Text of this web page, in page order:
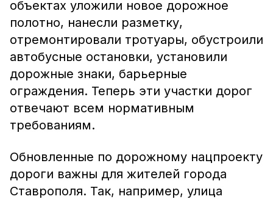
объектах уложили новое дорожное
полотно, нанесли разметку,
отремонтировали тротуары, обустроили
автобусные остановки, установили
дорожные знаки, барьерные
ограждения. Теперь эти участки дорог
отвечают всем нормативным
требованиям.
Обновленные по дорожному нацпроекту
дороги важны для жителей города
Ставрополя. Так, например, улица